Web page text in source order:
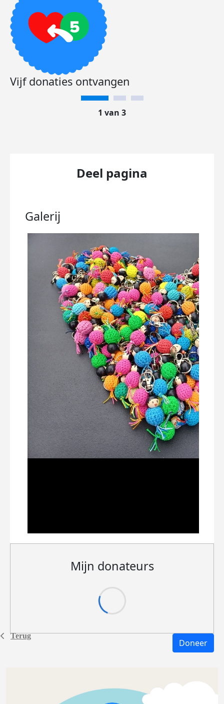
Terug
Vijf donaties ontvangen
1 van 3
Deel pagina
Galerij
Mijn donateurs
Doneer